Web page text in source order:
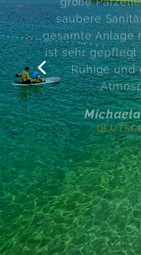
saubere
gesamte Anlage
ist sehr gepflegt
Ruhige und